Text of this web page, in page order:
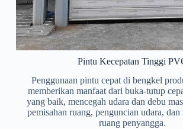
Pintu Kecepatan Tinggi
Penggunaan pintu cepat di bengkel
memberikan manfaat dari buka-tutup
yang baik, mencegah udara dan debu
pemisahan ruang, penguncian udara,
ruang penyangga.